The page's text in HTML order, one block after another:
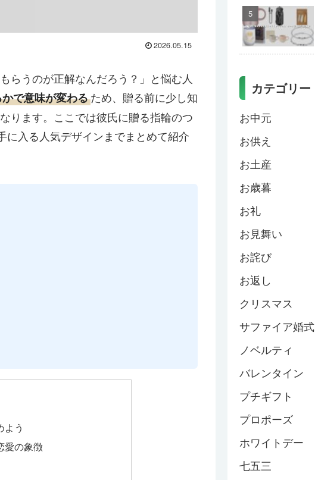
2026.05.15
らうのが正解なんだろう？」と悩む人
で意味が変わるため、贈る前に少し知
ります。ここでは彼氏に贈る指輪のつ
入る人気デザインまでまとめて紹介
う
愛の象徴
カテゴリー
お中元
お供え
お土産
お歳暮
お礼
お見舞い
お詫び
お返し
クリスマス
サファイア婚式
ノベルティ
バレンタイン
プチギフト
プロポーズ
ホワイトデー
七五三